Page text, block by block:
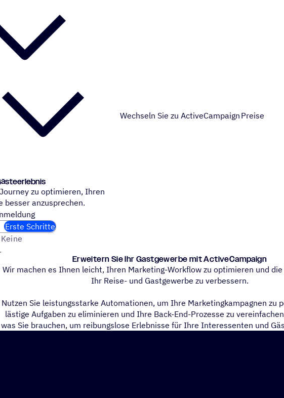
Wechseln Sie zu ActiveCampaign Preise
zu optimieren, Ihren
besser anzusprechen.
Erste Schritte
Erwei­tern Sie Ihr Gast­ge­werbe mit ActiveCampaign
Wir machen es Ihnen leicht, Ihren Marketing-Workflow zu optimieren und
Ihr Reise- und Gastgewerbe zu verbessern.
Nutzen Sie leistungsstarke Automationen, um Ihre Marketingkampagnen zu
lästige Aufgaben zu eliminieren und Ihre Back-End-Prozesse zu
was Sie brauchen, um reibungslose Erlebnisse für Ihre Interessenten und